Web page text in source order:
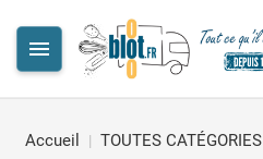

Accueil TOUTES CATÉGORIES